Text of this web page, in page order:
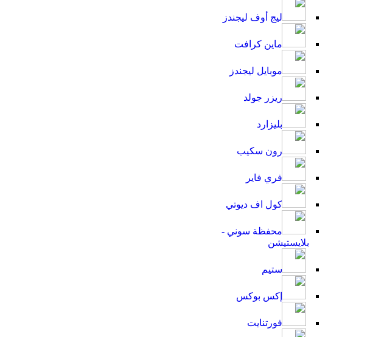
ليج أوف ليجندز
ماين كرافت
موبايل ليجندز
ريزر جولد
بليزارد
رون سكيب
فري فاير
كول اف ديوتي
محفظة سوني -
بلايستيشن
ستيم
إكس بوكس
فورتنايت